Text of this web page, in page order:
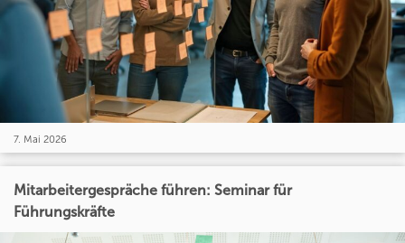
7. Mai 2026
Mitarbeitergespräche führen: Seminar für
Führungskräfte